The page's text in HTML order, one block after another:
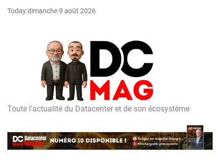
Today:dimanche 9 août 2026
D
m
a
Toute l'actualité du Datacenter et de son écosystème